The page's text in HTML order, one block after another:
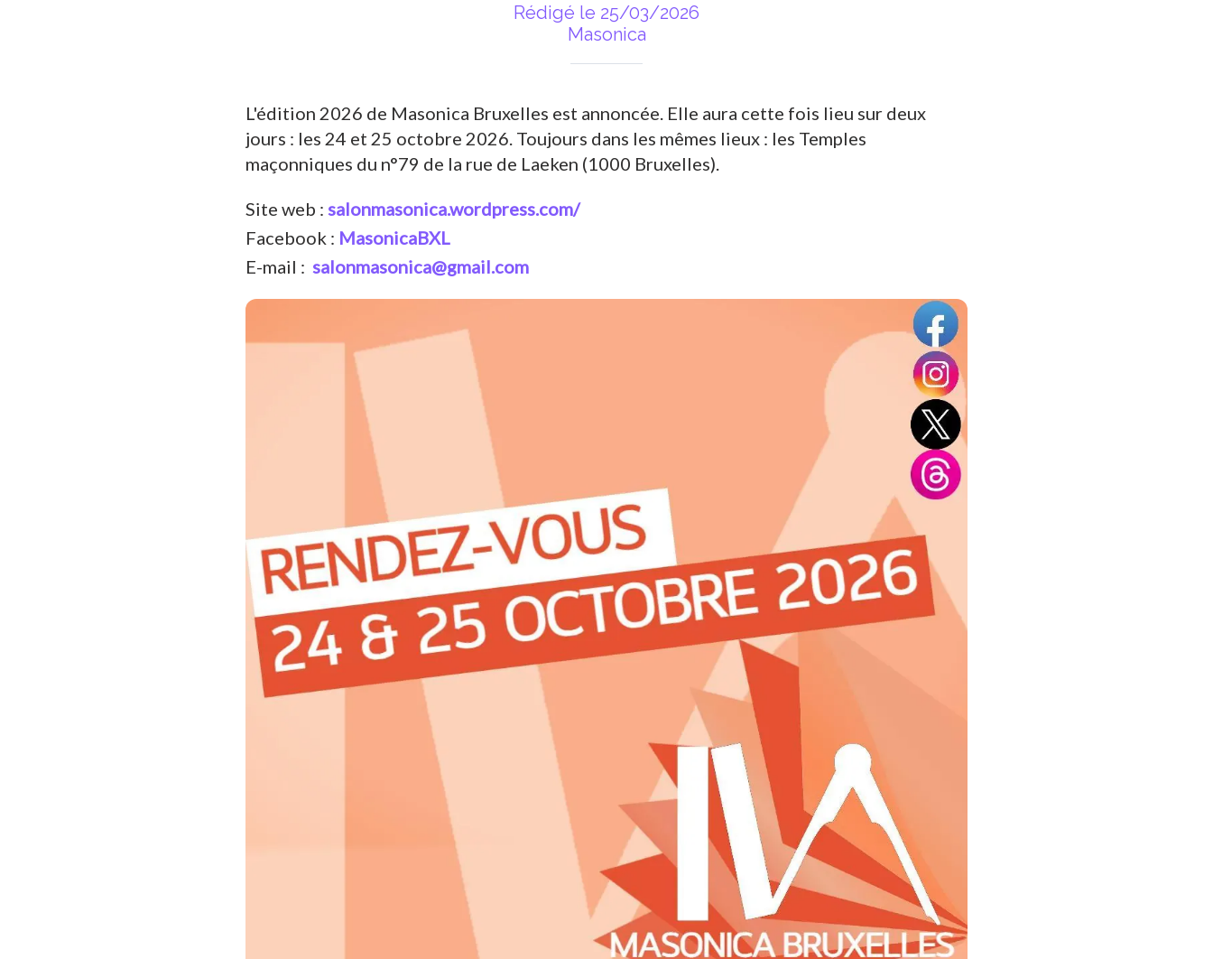
Rédigé le 25/03/2026
Masonica
L'édition 2026 de Masonica Bruxelles est annoncée. Elle aura cette fois lieu sur deux
jours : les 24 et 25 octobre 2026. Toujours dans les mêmes lieux : les Temples
maçonniques du n°79 de la rue de Laeken (1000 Bruxelles).
Site web : salonmasonica.wordpress.com/
Facebook : MasonicaBXL
E-mail : salonmasonica@gmail.com